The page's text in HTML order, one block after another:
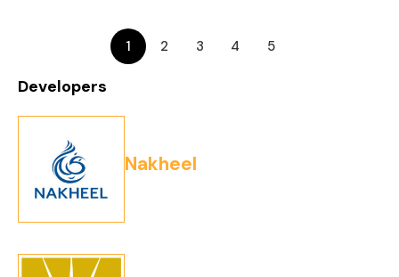
1 2 3 4 5
Developers
Nakheel